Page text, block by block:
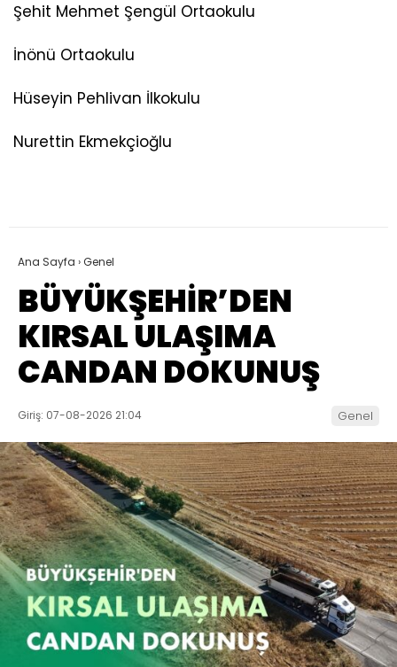
Şehit Mehmet Şengül Ortaokulu
İnönü Ortaokulu
Hüseyin Pehlivan İlkokulu
Nurettin Ekmekçioğlu
Ana Sayfa ›Genel
BÜYÜKŞEHİR’DEN
KIRSAL ULAŞIMA
CANDAN DOKUNUŞ
Giriş: 07-08-2026 21:04 Genel